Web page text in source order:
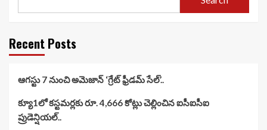
Recent Posts
ఆగస్టు 7 నుంచి అమెజాన్ ‘గ్రేట్ ఫ్రీడమ్ సేల్’..
క్యూ1లో కస్టమర్లకు రూ. 4,666 కోట్లు చెల్లించిన ఐసీఐసీఐ
ప్రుడెన్షియల్..